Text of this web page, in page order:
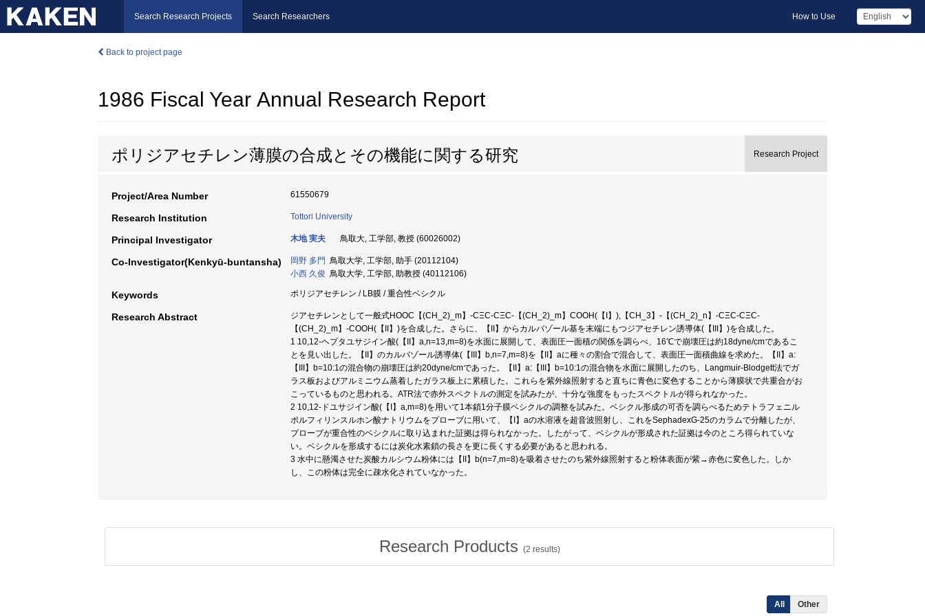
Search Research Projects Search Researchers How to Use
Back to project page
1986 Fiscal Year Annual Research Report
ポリジアセチレン薄膜の合成とその機能に関する研究 Research Project
Project/Area Number 61550679
Research Institution Tottori University
Principal Investigator 木地 実夫 鳥取大, 工学部, 教授 (60026002)
Co-Investigator(Kenkyū-buntansha) 岡野 多門 鳥取大学, 工学部, 助手 (20112104)
小西 久俊 鳥取大学, 工学部, 助教授 (40112106)
Keywords ポリジアセチレン / LB膜 / 重合性ベシクル
Research Abstract
ジアセチレンとして一般式HOOC【(CH_2)_m】-CΞC-CΞC-【(CH_2)_m】COOH(【I】),【CH_3】-【(CH_2)_n】-CΞC-CΞC-
【(CH_2)_m】-COOH(【II】)を合成した。さらに、【II】からカルバゾール基を末端にもつジアセチレン誘導体(【III】)を合成した。
1 10,12-ヘプタユサジイン酸(【II】a,n=13,m=8)を水面に展開して、表面圧一面積の関係を調らべ、16℃で崩壊圧は約18dyne/cmであるこ
とを見い出した。【II】のカルバゾール誘導体(【III】b,n=7,m=8)を【II】aに種々の割合で混合して、表面圧一面積曲線を求めた。【II】a:
【III】b=10:1の混合物の崩壊圧は約20dyne/cmであった。【II】a:【III】b=10:1の混合物を水面に展開したのち、Langmuir-Blodgett法でガ
ラス板およびアルミニウム蒸着したガラス板上に累積した。これらを紫外線照射すると直ちに青色に変色することから薄膜状で共重合がお
こっているものと思われる。ATR法で赤外スペクトルの測定を試みたが、十分な強度をもったスペクトルが得られなかった。
2 10,12-ドユサジイン酸(【I】a,m=8)を用いて1本鎖1分子膜ベシクルの調整を試みた。ベシクル形成の可否を調らべるためテトラフェニル
ポルフィリンスルホン酸ナトリウムをプローブに用いて、【I】aの水溶液を超音波照射し、これをSephadexG-25のカラムで分離したが、
プローブが重合性のベシクルに取り込まれた証拠は得られなかった。したがって、ベシクルが形成された証拠は今のところ得られていな
い。ベシクルを形成するには炭化水素鎖の長さを更に長くする必要があると思われる。
3 水中に懸濁させた炭酸カルシウム粉体には【II】b(n=7,m=8)を吸着させたのち紫外線照射すると粉体表面が紫→赤色に変色した。しか
し、この粉体は完全に疎水化されていなかった。
Research Products (2 results)
All Other